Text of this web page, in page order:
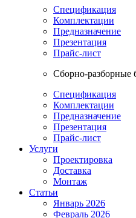
Спецификация
Комплектации
Предназначение
Презентация
Прайс-лист
Сборно-разборные
Спецификация
Комплектации
Предназначение
Презентация
Прайс-лист
Услуги
Проектировка
Доставка
Монтаж
Статьи
Январь 2026
Февраль 2026